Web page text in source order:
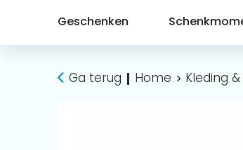
Geschenken
Ga terug Home Kleding